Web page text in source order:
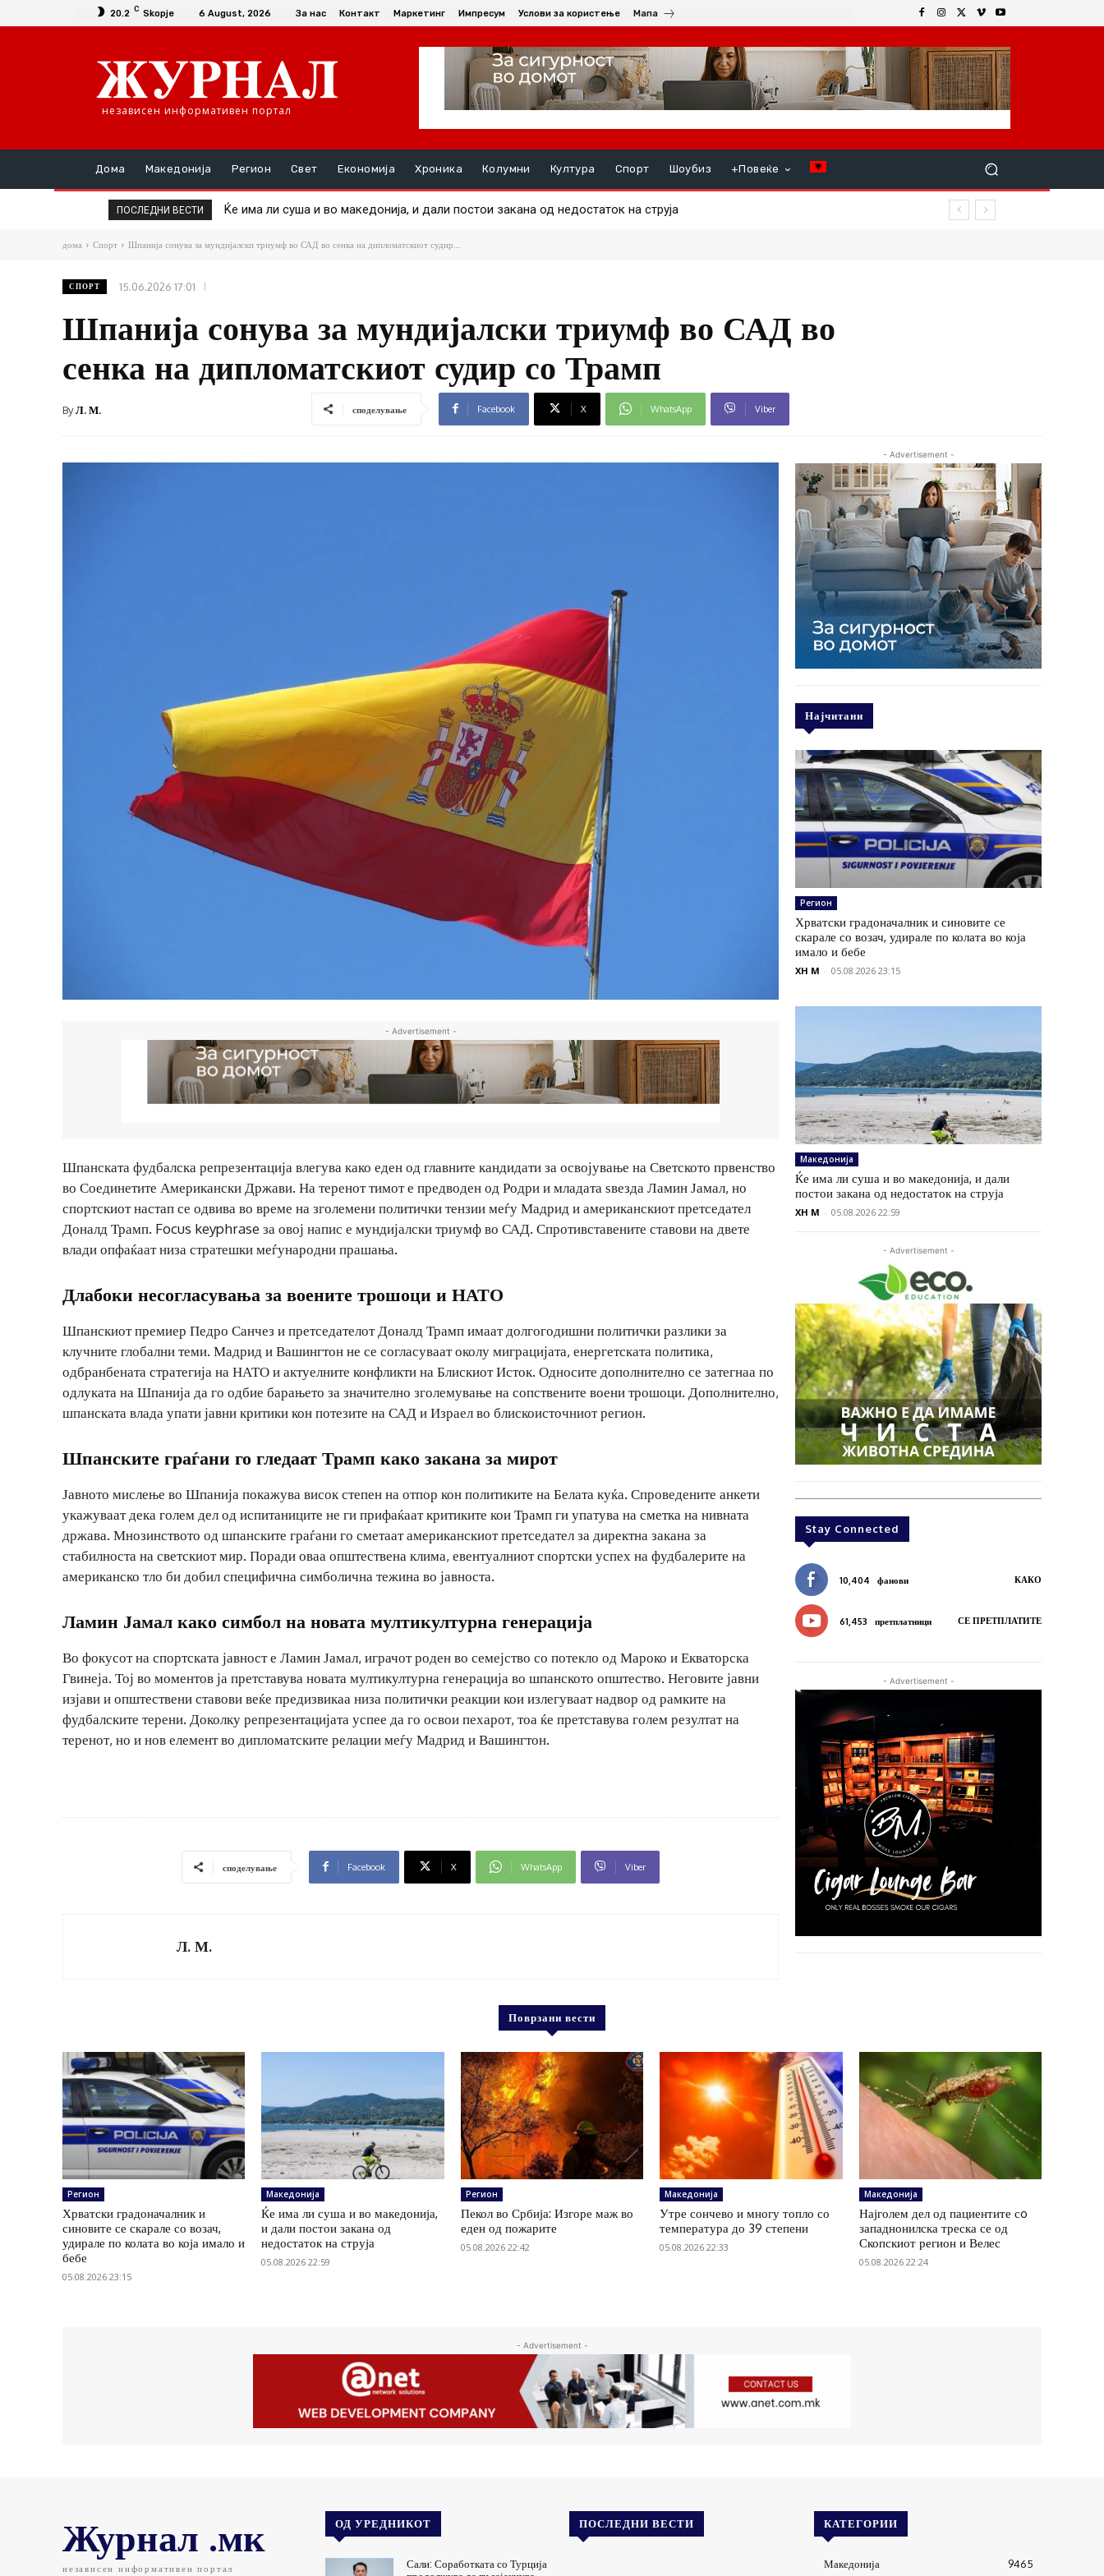
20.2 C Skopje 6 August, 2026 За нас Контакт Маркетинг Импресум Услови за користење Мапа
независен информативен портал
Дома Македонија Регион Свет Економија Хроника Колумни Култура Спорт Шоубиз +Повеќе
ПОСЛЕДНИ ВЕСТИ Ќе има ли суша и во македонија, и дали постои закана од недостаток на струја
Пекол во Србија: Изгоре маж во еден од пожарите
дома Спорт Шпанија сонува за мундијалски триумф во САД во сенка на дипломатскиот судир...
СПОРТ 15.06.2026 17:01
Шпанија сонува за мундијалски триумф во САД во
сенка на дипломатскиот судир со Трамп
ByЛ. М. споделување Facebook X WhatsApp Viber
- Advertisement -
Шпанската фудбалска репрезентација влегува како еден од главните кандидати за освојување на Светското првенство
во Соединетите Американски Држави. На теренот тимот е предводен од Родри и младата ѕвезда Ламин Јамал, но
спортскиот настап се одвива во време на зголемени политички тензии меѓу Мадрид и американскиот претседател
Доналд Трамп. Focus keyphrase за овој напис е мундијалски триумф во САД. Спротивставените ставови на двете
влади опфаќаат низа стратешки меѓународни прашања.
Длабоки несогласувања за воените трошоци и НАТО
Шпанскиот премиер Педро Санчез и претседателот Доналд Трамп имаат долгогодишни политички разлики за
клучните глобални теми. Мадрид и Вашингтон не се согласуваат околу миграцијата, енергетската политика,
одбранбената стратегија на НАТО и актуелните конфликти на Блискиот Исток. Односите дополнително се затегнаа по
одлуката на Шпанија да го одбие барањето за значително зголемување на сопствените воени трошоци. Дополнително,
шпанската влада упати јавни критики кон потезите на САД и Израел во блискоисточниот регион.
Шпанските граѓани го гледаат Трамп како закана за мирот
Јавното мислење во Шпанија покажува висок степен на отпор кон политиките на Белата куќа. Спроведените анкети
укажуваат дека голем дел од испитаниците не ги прифаќаат критиките кои Трамп ги упатува на сметка на нивната
држава. Мнозинството од шпанските граѓани го сметаат американскиот претседател за директна закана за
стабилноста на светскиот мир. Поради оваа општествена клима, евентуалниот спортски успех на фудбалерите на
американско тло би добил специфична симболична тежина во јавноста.
Ламин Јамал како симбол на новата мултикултурна генерација
Во фокусот на спортската јавност е Ламин Јамал, играчот роден во семејство со потекло од Мароко и Екваторска
Гвинеја. Тој во моментов ја претставува новата мултикултурна генерација во шпанското општество. Неговите јавни
изјави и општествени ставови веќе предизвикаа низа политички реакции кои излегуваат надвор од рамките на
фудбалските терени. Доколку репрезентацијата успее да го освои пехарот, тоа ќе претставува голем резултат на
теренот, но и нов елемент во дипломатските релации меѓу Мадрид и Вашингтон.
споделување Facebook X WhatsApp Viber
Л. М.
- Advertisement -
Најчитани
Регион
Хрватски градоначалник и синовите се
скарале со возач, удирале по колата во која
имало и бебе
XH M - 05.08.2026 23:15
Македонија
Ќе има ли суша и во македонија, и дали
постои закана од недостаток на струја
XH M - 05.08.2026 22:59
- Advertisement -
Stay Connected
10,404 фанови КАКО
61,453 претплатници СЕ ПРЕТПЛАТИТЕ
- Advertisement -
Поврзани вести
Регион
Хрватски градоначалник и
синовите се скарале со возач,
удирале по колата во која имало и
бебе
05.08.2026 23:15
Македонија
Ќе има ли суша и во македонија,
и дали постои закана од
недостаток на струја
05.08.2026 22:59
Регион
Пекол во Србија: Изгоре маж во
еден од пожарите
05.08.2026 22:42
Македонија
Утре сончево и многу топло со
температура до 39 степени
05.08.2026 22:33
Македонија
Најголем дел од пациентите сo
западнонилска треска се од
Скопскиот регион и Велес
05.08.2026 22:24
- Advertisement -
Журнал .мк
независен информативен портал
ОД УРЕДНИКОТ
Сали: Соработката со Турција
ПОСЛЕДНИ ВЕСТИ КАТЕГОРИИ
Македонија
9465